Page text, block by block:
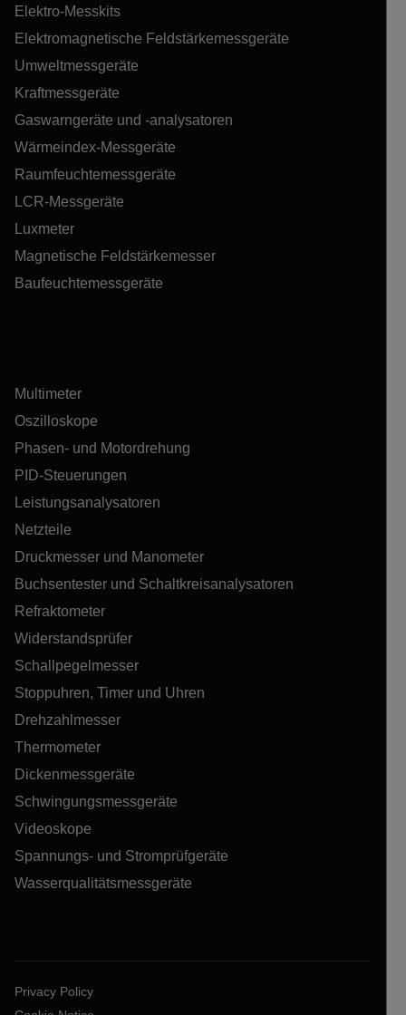
Elektro-Messkits
Elektromagnetische Feldstärkemessgeräte
Umweltmessgeräte
Kraftmessgeräte
Gaswarngeräte und -analysatoren
Wärmeindex-Messgeräte
Raumfeuchtemessgeräte
LCR-Messgeräte
Luxmeter
Magnetische Feldstärkemesser
Baufeuchtemessgeräte
Multimeter
Oszilloskope
Phasen- und Motordrehung
PID-Steuerungen
Leistungsanalysatoren
Netzteile
Druckmesser und Manometer
Buchsentester und Schaltkreisanalysatoren
Refraktometer
Widerstandsprüfer
Schallpegelmesser
Stoppuhren, Timer und Uhren
Drehzahlmesser
Thermometer
Dickenmessgeräte
Schwingungsmessgeräte
Videoskope
Spannungs- und Stromprüfgeräte
Wasserqualitätsmessgeräte
Privacy Policy